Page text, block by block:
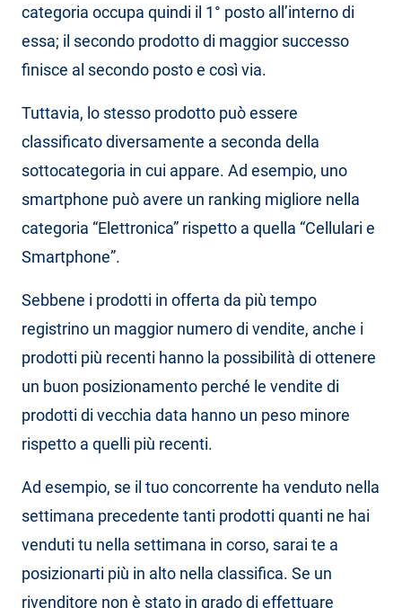
categoria occupa quindi il 1° posto all’interno di
essa; il secondo prodotto di maggior successo
finisce al secondo posto e così via.
Tuttavia, lo stesso prodotto può essere
classificato diversamente a seconda della
sottocategoria in cui appare. Ad esempio, uno
smartphone può avere un ranking migliore nella
categoria “Elettronica” rispetto a quella “Cellulari e
Smartphone”.
Sebbene i prodotti in offerta da più tempo
registrino un maggior numero di vendite, anche i
prodotti più recenti hanno la possibilità di ottenere
un buon posizionamento perché le vendite di
prodotti di vecchia data hanno un peso minore
rispetto a quelli più recenti.
Ad esempio, se il tuo concorrente ha venduto nella
settimana precedente tanti prodotti quanti ne hai
venduti tu nella settimana in corso, sarai te a
posizionarti più in alto nella classifica. Se un
rivenditore non è stato in grado di effettuare